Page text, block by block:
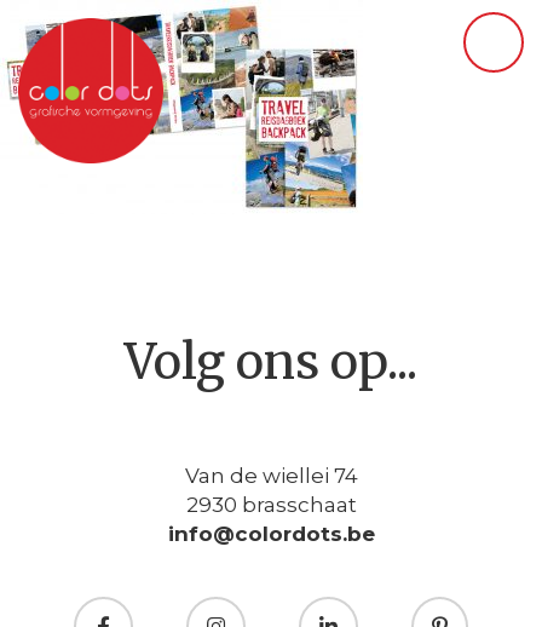
Volg ons op...
Van de wiellei 74
2930 brasschaat
info@colordots.be